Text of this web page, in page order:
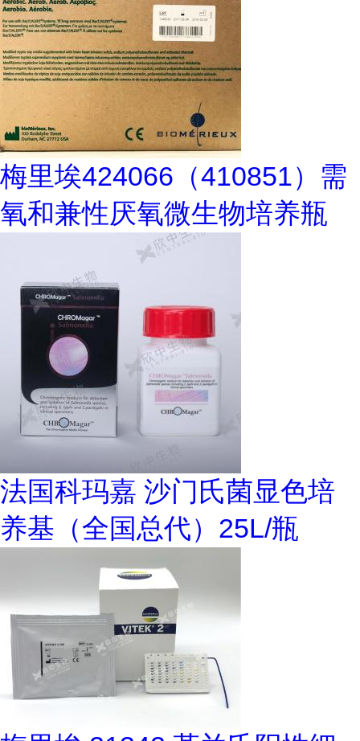
梅里埃424066（410851）需
氧和兼性厌氧微生物培养瓶
法国科玛嘉 沙门氏菌显色培
养基（全国总代）25L/瓶